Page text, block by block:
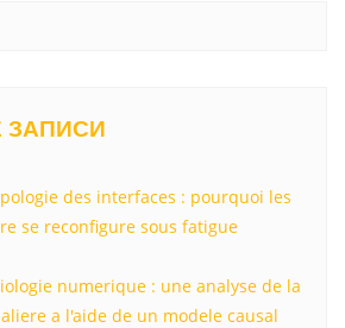
ЗАПИСИ
des interfaces : pourquoi les
se reconfigure sous fatigue
numerique : une analyse de la
a l'aide de un modele causal